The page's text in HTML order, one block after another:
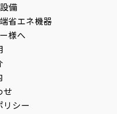
備
省エネ機器
様へ
せ
リシー